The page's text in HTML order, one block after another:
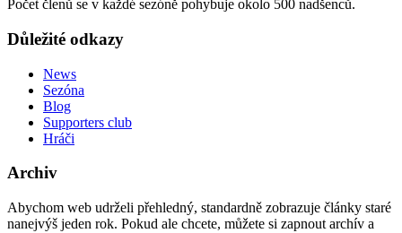
Počet členů se v každé sezóně pohybuje okolo 500 nadšenců.
Důležité odkazy
News
Sezóna
Blog
Supporters club
Hráči
Archiv
Abychom web udrželi přehledný, standardně zobrazuje články staré
nanejvýš jeden rok. Pokud ale chcete, můžete si zapnout archív a